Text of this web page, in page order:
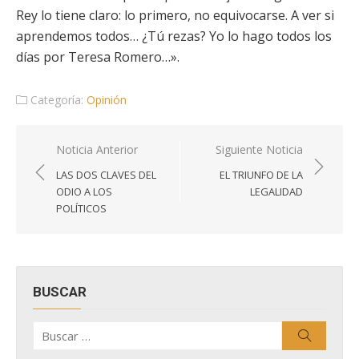
Rey lo tiene claro: lo primero, no equivocarse. A ver si
aprendemos todos… ¿Tú rezas? Yo lo hago todos los
días por Teresa Romero…».
Categoría: Opinión
Navegación
de
entradas
Noticia Anterior
LAS DOS CLAVES DEL
ODIO A LOS
POLÍTICOS
Siguiente Noticia
EL TRIUNFO DE LA
LEGALIDAD
BUSCAR
por: